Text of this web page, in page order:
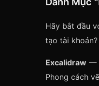
Hãy bắt đầu
tạo tài
Excalidraw —
Phong cách